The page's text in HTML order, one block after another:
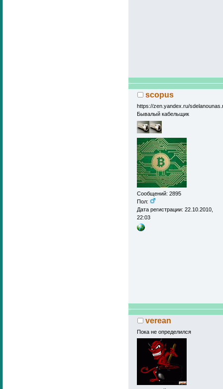
scopus
https://zen.yandex.ru/
Бывалый кабельщик
Сообщений: 2895
Пол:
Дата регистрации: 22.10.2010,
22:03
verean
Пока не определился